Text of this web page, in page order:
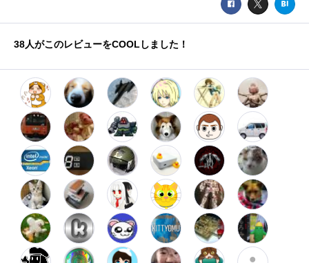
38人がこのレビューをCOOLしました！